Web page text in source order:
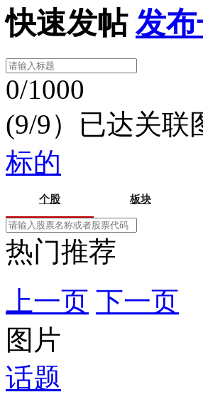
快速发帖 发
0/1000
(9/9）已达关联
标的
个股 板块
热门推荐
上一页 下一页
图片
话题